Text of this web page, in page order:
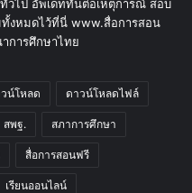
วไป อัพเดททันต่อเหตุการณ์ สอบ
งหมดไว้ที่นี่ www.สื่อการสอน
การศึกษาไทย
น์โหลด ดาวน์โหลดไฟล์
สพฐ. สภาการศึกษา
สื่อการสอนฟรี
เรียนออนไลน์